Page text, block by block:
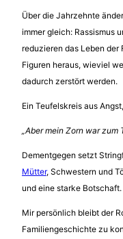
Über die Jahrzehnte
immer gleich: Rassismus
reduzieren das Leben
Figuren heraus, wieviel
dadurch zerstört werden.
Ein Teufelskreis aus
„Aber mein Zorn war
Dementgegen setzt
Mütter, Schwestern und
und eine starke Botschaft.
Mir persönlich bleibt der
Familiengeschichte zu